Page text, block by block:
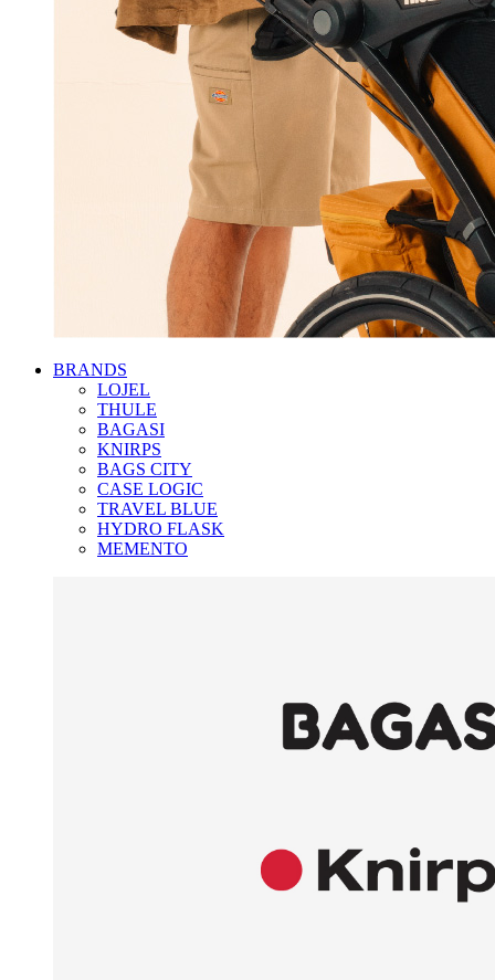
BRANDS
LOJEL
THULE
BAGASI
KNIRPS
BAGS CITY
CASE LOGIC
TRAVEL BLUE
HYDRO FLASK
MEMENTO